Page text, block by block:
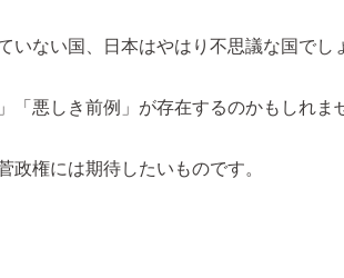
ない国、日本はやはり不思議な国でし
悪しき前例」が存在するのかもしれま
権には期待したいものです。